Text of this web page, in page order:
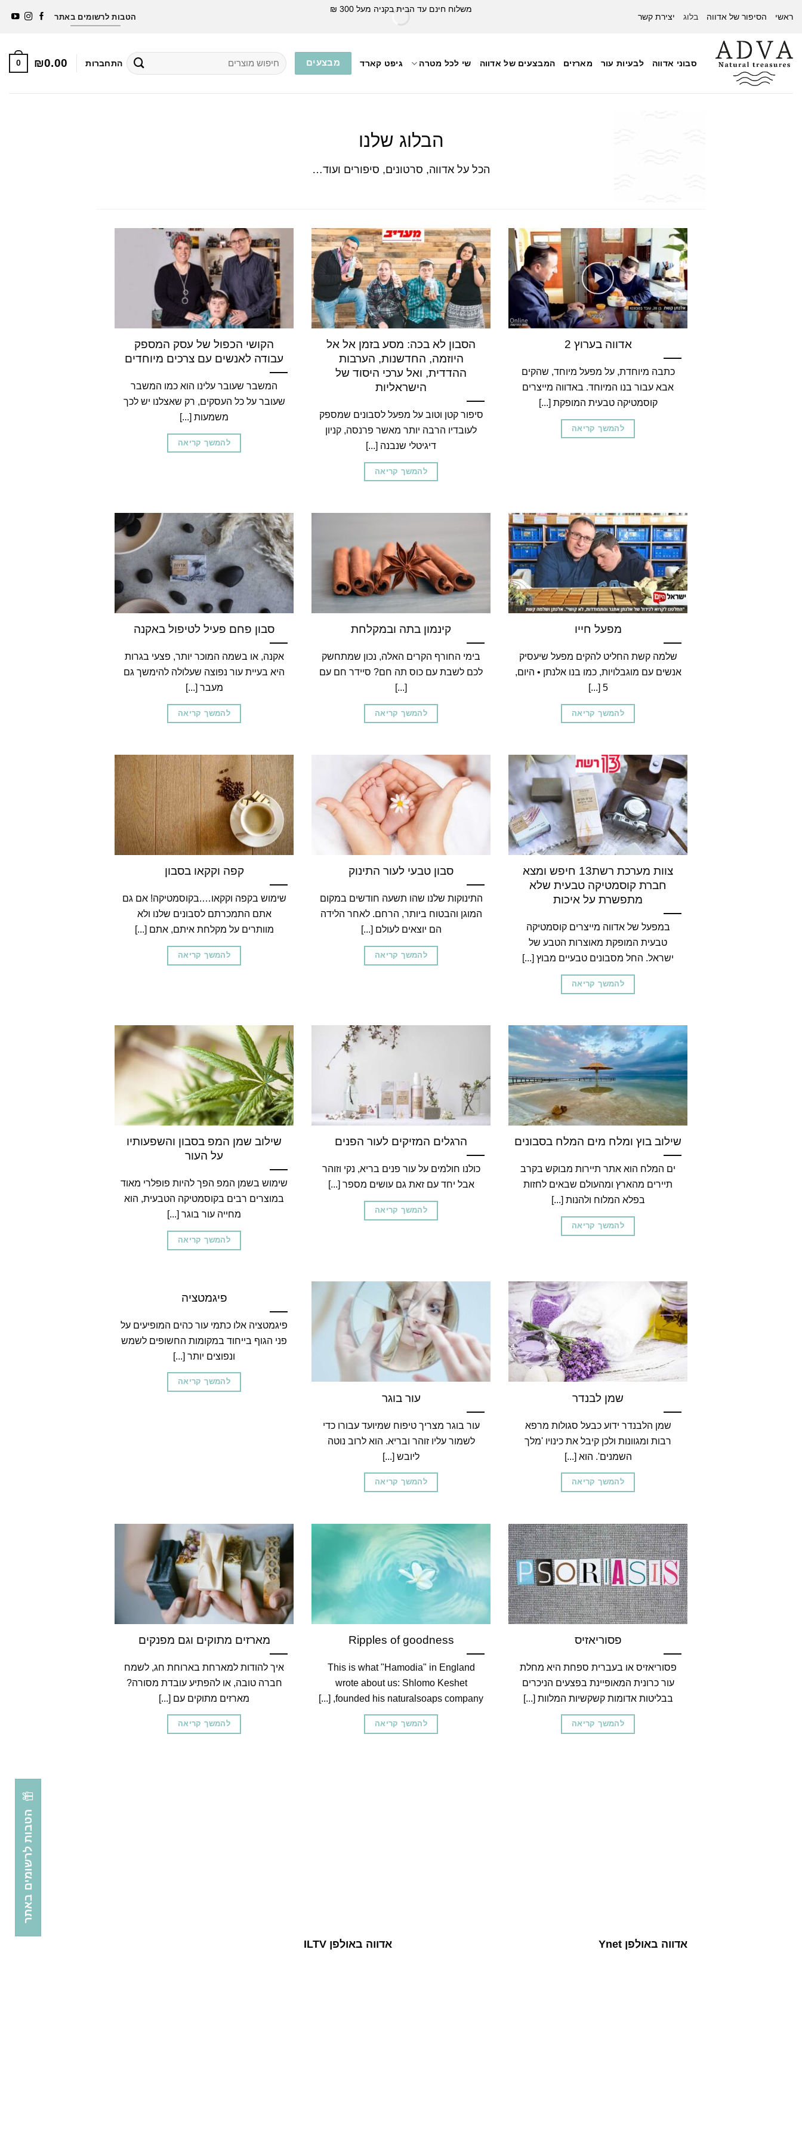
content
ראשי הסיפור של אדווה בלוג יצירת קשר
משלוח חינם עד הבית בקניה מעל 300 ₪
הטבות לרשומים באתר
סבוני אדווה לבעיות עור מארזים המבצעים של אדווה שי לכל מטרה גיפט קארד מבצעים
חיפוש
עבור:
התחברות ₪0.00
0
הבלוג שלנו
הכל על אדווה, סרטונים, סיפורים ועוד…
אדווה בערוץ 2
כתבה מיוחדת, על מפעל מיוחד, שהקים
אבא עבור בנו המיוחד. באדווה מייצרים
קוסמטיקה טבעית המופקת [...]
להמשך קריאה
הסבון לא בכה: מסע בזמן אל אל
היוזמה, החדשנות, הערבות
ההדדית, ואל ערכי היסוד של
הישראליות
סיפור קטן וטוב על מפעל לסבונים שמספק
לעובדיו הרבה יותר מאשר פרנסה, קניון
דיגיטלי שנבנה [...]
להמשך קריאה
הקושי הכפול של עסק המספק
עבודה לאנשים עם צרכים מיוחדים
המשבר שעובר עלינו הוא כמו המשבר
שעובר על כל העסקים, רק שאצלנו יש לכך
משמעות [...]
להמשך קריאה
מפעל חייו
שלמה קשת החליט להקים מפעל שיעסיק
אנשים עם מוגבלויות, כמו בנו אלנתן • היום,
5 [...]
להמשך קריאה
קינמון בתה ובמקלחת
בימי החורף הקרים האלה, נכון שמתחשק
לכם לשבת עם כוס תה חם? סיידר חם עם
[...]
להמשך קריאה
סבון פחם פעיל לטיפול באקנה
אקנה, או בשמה המוכר יותר, פצעי בגרות
היא בעיית עור נפוצה שעלולה להימשך גם
מעבר [...]
להמשך קריאה
צוות מערכת רשת13 חיפש ומצא
חברת קוסמטיקה טבעית שלא
מתפשרת על איכות
במפעל של אדווה מייצרים קוסמטיקה
טבעית המופקת מאוצרות הטבע של
ישראל. החל מסבונים טבעיים מבוץ [...]
להמשך קריאה
סבון טבעי לעור התינוק
התינוקות שלנו שהו תשעה חודשים במקום
המוגן והבטוח ביותר, הרחם. לאחר הלידה
הם יוצאים לעולם [...]
להמשך קריאה
קפה וקקאו בסבון
שימוש בקפה וקקאו….בקוסמטיקה! אם גם
אתם התמכרתם לסבונים שלנו ולא
מוותרים על מקלחת איתם, אתם [...]
להמשך קריאה
שילוב בוץ ומלח מים המלח בסבונים
ים המלח הוא אתר תיירות מבוקש בקרב
תיירים מהארץ ומהעולם שבאים לחזות
בפלא המלוח ולהנות [...]
להמשך קריאה
הרגלים המזיקים לעור הפנים
כולנו חולמים על עור פנים בריא, נקי וזוהר
אבל יחד עם זאת גם עושים מספר [...]
להמשך קריאה
שילוב שמן המפ בסבון והשפעותיו
על העור
שימוש בשמן המפ הפך להיות פופלרי מאוד
במוצרים רבים בקוסמטיקה הטבעית, הוא
מחייה עור בוגר [...]
להמשך קריאה
שמן לבנדר
שמן הלבנדר ידוע כבעל סגולות מרפא
רבות ומגוונות ולכן קיבל את כינויו 'מלך
השמנים'. הוא [...]
להמשך קריאה
עור בוגר
עור בוגר מצריך טיפוח שמיועד עבורו כדי
לשמור עליו זוהר ובריא. הוא לרוב נוטה
ליובש [...]
להמשך קריאה
פיגמטציה
פיגמטציה אלו כתמי עור כהים המופיעים על
פני הגוף בייחוד במקומות החשופים לשמש
ונפוצים יותר [...]
להמשך קריאה
פסוריאזיס
פסוריאזיס או בעברית ספחת היא מחלת
עור כרונית המאופיינת בפצעים הניכרים
בבליטות אדומות קשקשיות המלוות [...]
להמשך קריאה
Ripples of goodness
This is what "Hamodia" in England
wrote about us: Shlomo Keshet
founded his naturalsoaps company, [...]
להמשך קריאה
מארזים מתוקים וגם מפנקים
איך להודות למארחת בארוחת חג, לשמח
חברה טובה, או להפתיע עובדת מסורה?
מארזים מתוקים עם [...]
להמשך קריאה
אדווה באולפן Ynet אדווה באולפן ILTV
הטבות לרשומים באתר